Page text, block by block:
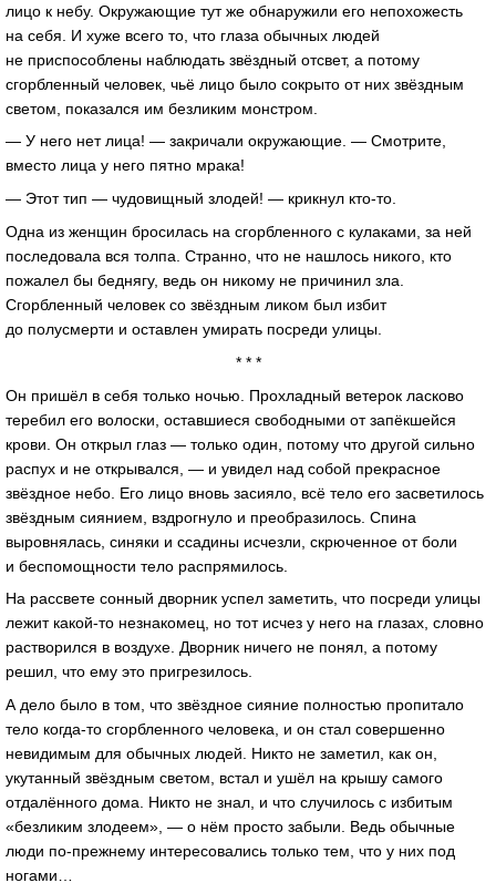
лицо к небу. Окружающие тут же обнаружили его непохожесть
на себя. И хуже всего то, что глаза обычных людей
не приспособлены наблюдать звёздный отсвет, а потому
сгорбленный человек, чьё лицо было сокрыто от них звёздным
светом, показался им безликим монстром.
— У него нет лица! — закричали окружающие. — Смотрите,
вместо лица у него пятно мрака!
— Этот тип — чудовищный злодей! — крикнул кто-то.
Одна из женщин бросилась на сгорбленного с кулаками, за ней
последовала вся толпа. Странно, что не нашлось никого, кто
пожалел бы беднягу, ведь он никому не причинил зла.
Сгорбленный человек со звёздным ликом был избит
до полусмерти и оставлен умирать посреди улицы.
* * *
Он пришёл в себя только ночью. Прохладный ветерок ласково
теребил его волоски, оставшиеся свободными от запёкшейся
крови. Он открыл глаз — только один, потому что другой сильно
распух и не открывался, — и увидел над собой прекрасное
звёздное небо. Его лицо вновь засияло, всё тело его засветилось
звёздным сиянием, вздрогнуло и преобразилось. Спина
выровнялась, синяки и ссадины исчезли, скрюченное от боли
и беспомощности тело распрямилось.
На рассвете сонный дворник успел заметить, что посреди улицы
лежит какой-то незнакомец, но тот исчез у него на глазах, словно
растворился в воздухе. Дворник ничего не понял, а потому
решил, что ему это пригрезилось.
А дело было в том, что звёздное сияние полностью пропитало
тело когда-то сгорбленного человека, и он стал совершенно
невидимым для обычных людей. Никто не заметил, как он,
укутанный звёздным светом, встал и ушёл на крышу самого
отдалённого дома. Никто не знал, и что случилось с избитым
«безликим злодеем», — о нём просто забыли. Ведь обычные
люди по-прежнему интересовались только тем, что у них под
ногами…